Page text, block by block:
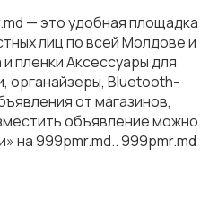
— это удобная площадка
лиц по всей Молдове и
плёнки Аксессуары для
органайзеры, Bluetooth-
от магазинов,
объявление можно
на 999pmr.md.. 999pmr.md